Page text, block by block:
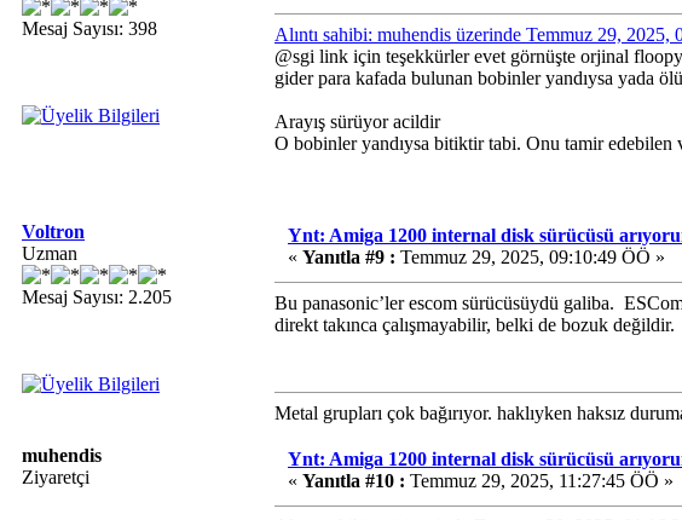
Mesaj Sayısı: 398
Alıntı sahibi: muhendis üzerinde Temmuz 29, 2025,
@sgi link için teşekkürler evet görnüşte orjinal
gider para kafada bulunan bobinler yandıysa yada
Arayış sürüyor acildir
O bobinler yandıysa bitiktir tabi. Onu tamir edebilen
Voltron
Uzman
Mesaj Sayısı: 2.205
Ynt: Amiga 1200 internal disk sürücüsü
« Yanıtla #9 : Temmuz 29, 2025, 09:10:49 ÖÖ »
Bu panasonic’ler escom sürücüsüydü galiba.
direkt takınca çalışmayabilir, belki de bozuk değildir.
Metal grupları çok bağırıyor. haklıyken haksız
muhendis
Ziyaretçi
Ynt: Amiga 1200 internal disk sürücüsü
« Yanıtla #10 : Temmuz 29, 2025, 11:27:45 ÖÖ »